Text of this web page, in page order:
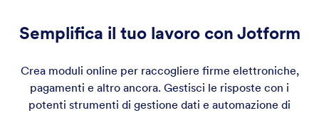
Semplifica il tuo lavoro con Jotform
Crea moduli online per raccogliere firme elettroniche,
pagamenti e altro ancora. Gestisci le risposte con i
potenti strumenti di gestione dati e automazione di